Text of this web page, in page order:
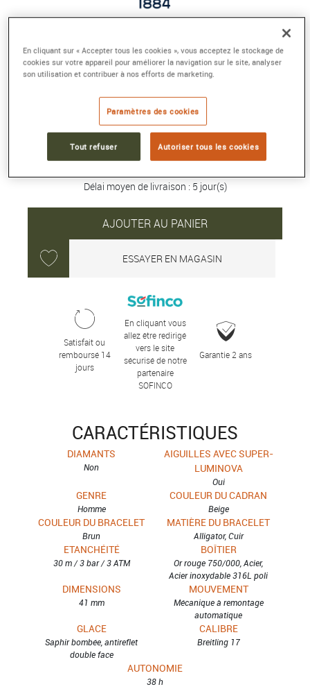
NAVITIMER AUTOMATIC 41
Acier inoxydable et or rouge 18 carats, beige
Collection :NAVITIMER
8 300 €
Délai moyen de livraison : 5 jour(s)
AJOUTER AU PANIER
ESSAYER EN MAGASIN
Satisfait ou
remboursé 14
jours
En cliquant vous
allez être redirigé
vers le site
sécurisé de notre
partenaire
SOFINCO
Garantie 2 ans
CARACTÉRISTIQUES
DIAMANTS
Non
AIGUILLES AVEC SUPER-
LUMINOVA
Oui
GENRE
Homme
COULEUR DU CADRAN
Beige
COULEUR DU BRACELET
Brun
MATIÈRE DU BRACELET
Alligator, Cuir
ETANCHÉITÉ
30 m / 3 bar / 3 ATM
BOÎTIER
Or rouge 750/000, Acier,
Acier inoxydable 316L poli
DIMENSIONS
41 mm
MOUVEMENT
Mécanique à remontage
automatique
GLACE
Saphir bombée, antireflet
double face
CALIBRE
Breitling 17
AUTONOMIE
38 h
En cliquant sur « Accepter tous les cookies », vous acceptez le stockage de
cookies sur votre appareil pour améliorer la navigation sur le site, analyser
son utilisation et contribuer à nos efforts de marketing.
Paramètres des cookies
Tout refuser Autoriser tous les cookies